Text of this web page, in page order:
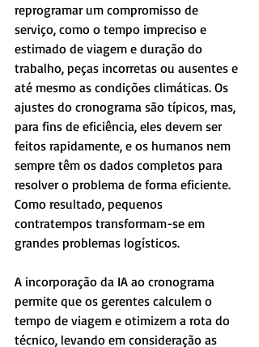
reprogramar um compromisso de
serviço, como o tempo impreciso e
estimado de viagem e duração do
trabalho, peças incorretas ou ausentes e
até mesmo as condições climáticas. Os
ajustes do cronograma são típicos, mas,
para fins de eficiência, eles devem ser
feitos rapidamente, e os humanos nem
sempre têm os dados completos para
resolver o problema de forma eficiente.
Como resultado, pequenos
contratempos transformam-se em
grandes problemas logísticos.
A incorporação da IA ​​ao cronograma
permite que os gerentes calculem o
tempo de viagem e otimizem a rota do
técnico, levando em consideração as